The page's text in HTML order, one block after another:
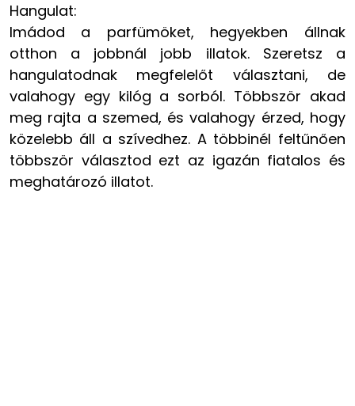
Hangulat:
Imádod a parfümöket, hegyekben állnak
otthon a jobbnál jobb illatok. Szeretsz a
hangulatodnak megfelelőt választani, de
valahogy egy kilóg a sorból. Többször akad
meg rajta a szemed, és valahogy érzed, hogy
közelebb áll a szívedhez. A többinél feltűnően
többször választod ezt az igazán fiatalos és
meghatározó illatot.